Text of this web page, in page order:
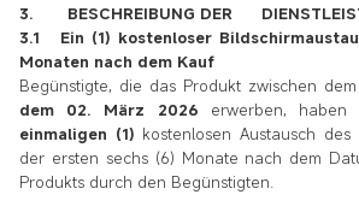
3. BESCHREIBUNG DER
3.1 Ein (1) kostenloser
Monaten nach dem Kauf
Begünstigte, die das Produkt zwischen dem
dem 02. März 2026 erwerben, haben
einmaligen (1) kostenlosen Austausch
der ersten sechs (6) Monate nach dem
Produkts durch den Begünstigten.